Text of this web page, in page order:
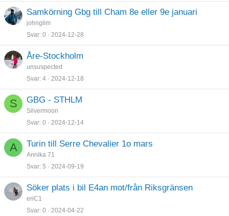
Samkörning Gbg till Cham 8e eller 9e januari
johnglim
Svar 0 2024-12-28
Åre-Stockholm
unsuspected
Svar 4 2024-12-18
S GBG - STHLM
Silvermoon
Svar 0 2024-12-14
A Turin till Serre Chevalier 1o mars
Annika 71
Svar 5 2024-09-19
Söker plats i bil E4an mot/från Riksgränsen
eriC1
Svar 0 2024-04-22